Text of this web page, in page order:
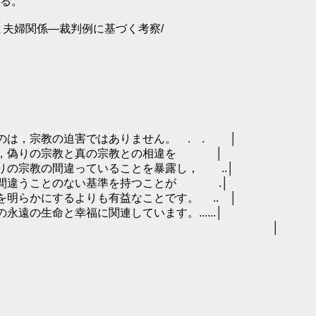
婦関係―裁判例に基づく考察/
のは，宗教の迫害ではありません。 . . │
，偽りの宗教と真の宗教との相違を │
の宗教の間違っていることを暴露し， ..│
間違うことのない基準を持つことが .│
明らかにするよりも有益なことです。 .. │
遠の生命と幸福に関連しています。......│